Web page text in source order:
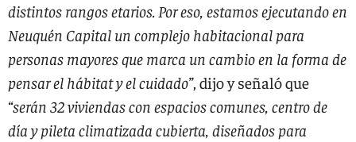
distintos rangos etarios. Por eso, estamos ejecutando en
Neuquén Capital un complejo habitacional para
personas mayores que marca un cambio en la forma de
pensar el hábitat y el cuidado”, dijo y señaló que
“serán 32 viviendas con espacios comunes, centro de
día y pileta climatizada cubierta, diseñados para